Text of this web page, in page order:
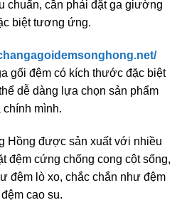
chuẩn, cần phải đặt ga giường
biệt tương ứng.
gối đệm có kích thước đặc biệt
dễ dàng lựa chọn sản phẩm
mình.
Hồng được sản xuất với nhiều
đệm cứng chống cong cột sống,
đệm lò xo, chắc chắn như đệm
cao su.